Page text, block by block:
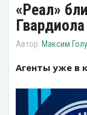
«Реал»
Максим
Агенты уже в